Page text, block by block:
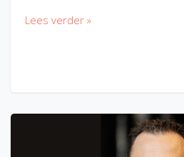
Lees verder »